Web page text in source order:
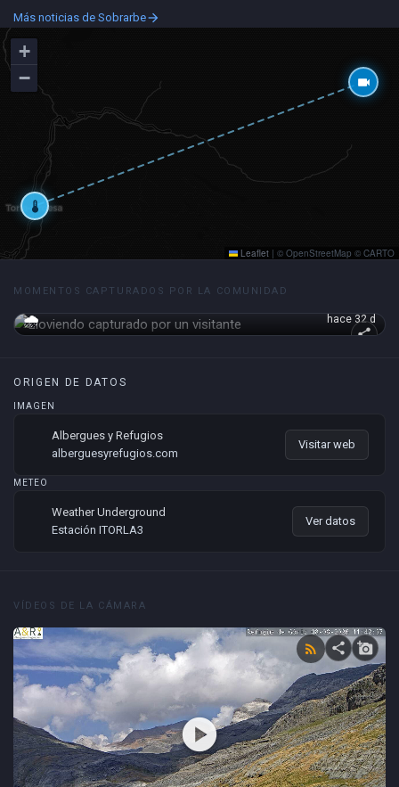
Más noticias de Sobrarbearrow_forward
videocam
thermostat
+
−
Leaflet | © OpenStreetMap © CARTO
MOMENTOS CAPTURADOS POR LA COMUNIDAD
share
🌧️ hace 32 d
ORIGEN DE DATOS
IMAGEN
Albergues y Refugios
alberguesyrefugios.com
Visitar web
METEO
Weather Underground
Estación ITORLA3
Ver datos
VÍDEOS DE LA CÁMARA
play_circle
rss_feed share add_a_photo